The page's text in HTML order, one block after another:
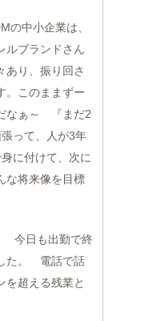
の中小企業は、
ルブランドさん
あり、振り回さ
。このままずー
なぁ～ 『まだ2
って、人が3年
に付けて、次に
な将来像を目標
今日も出勤で終
た。 電話で話
を超える残業と